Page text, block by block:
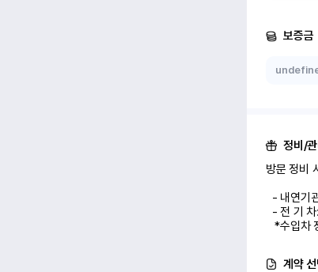
보증금
정비/
방문 정비
*수입
계약